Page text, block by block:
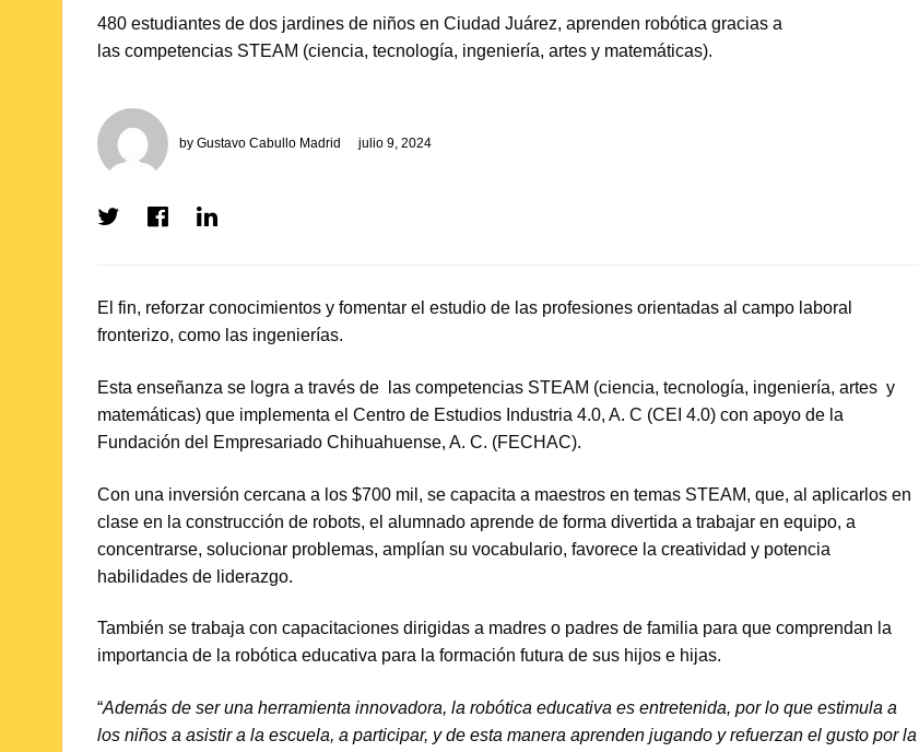
480 estudiantes de dos jardines de niños en Ciudad Juárez, aprenden robótica gracias a
las competencias STEAM (ciencia, tecnología, ingeniería, artes y matemáticas).
byGustavo Cabullo Madrid julio 9, 2024
ShareShareShare
El fin, reforzar conocimientos y fomentar el estudio de las profesiones orientadas al campo laboral
fronterizo, como las ingenierías.
Esta enseñanza se logra a través de las competencias STEAM (ciencia, tecnología, ingeniería, artes y
matemáticas) que implementa el Centro de Estudios Industria 4.0, A. C (CEI 4.0) con apoyo de la
Fundación del Empresariado Chihuahuense, A. C. (FECHAC).
Con una inversión cercana a los $700 mil, se capacita a maestros en temas STEAM, que, al aplicarlos en
clase en la construcción de robots, el alumnado aprende de forma divertida a trabajar en equipo, a
concentrarse, solucionar problemas, amplían su vocabulario, favorece la creatividad y potencia
habilidades de liderazgo.
También se trabaja con capacitaciones dirigidas a madres o padres de familia para que comprendan la
importancia de la robótica educativa para la formación futura de sus hijos e hijas.
“Además de ser una herramienta innovadora, la robótica educativa es entretenida, por lo que estimula a
los niños a asistir a la escuela, a participar, y de esta manera aprenden jugando y refuerzan el gusto por la